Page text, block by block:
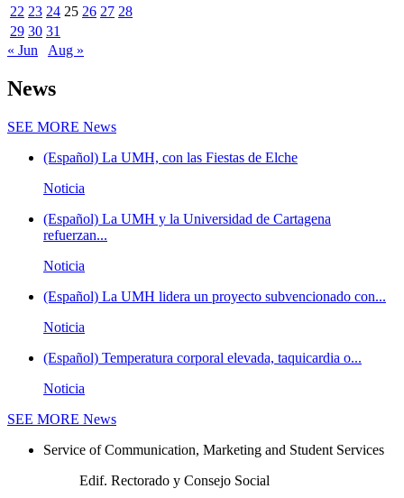
22 23 24 25 26 27 28
29 30 31
« Jun
Aug »
News
SEE MORE News
(Español) La UMH, con las Fiestas de Elche
Noticia
(Español) La UMH y la Universidad de Cartagena
refuerzan...
Noticia
(Español) La UMH lidera un proyecto subvencionado con...
Noticia
(Español) Temperatura corporal elevada, taquicardia o...
Noticia
SEE MORE News
Service of Communication, Marketing and Student Services
Edif. Rectorado y Consejo Social